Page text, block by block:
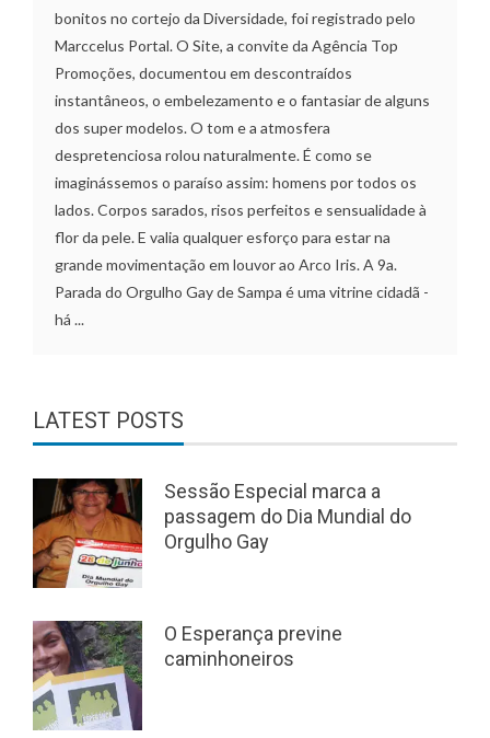
bonitos no cortejo da Diversidade, foi registrado pelo
Marccelus Portal. O Site, a convite da Agência Top
Promoções, documentou em descontraídos
instantâneos, o embelezamento e o fantasiar de alguns
dos super modelos. O tom e a atmosfera
despretenciosa rolou naturalmente. É como se
imaginássemos o paraíso assim: homens por todos os
lados. Corpos sarados, risos perfeitos e sensualidade à
flor da pele. E valia qualquer esforço para estar na
grande movimentação em louvor ao Arco Iris. A 9a.
Parada do Orgulho Gay de Sampa é uma vitrine cidadã -
há ...
LATEST POSTS
Sessão Especial marca a
passagem do Dia Mundial do
Orgulho Gay
O Esperança previne
caminhoneiros